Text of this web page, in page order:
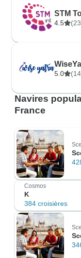
STM
4.5
5.0
Navires
France
Cosmos
K
384 croisières